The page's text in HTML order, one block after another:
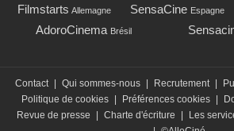
Filmstarts Allemagne SensaCine Espagne
AdoroCinema Brésil
Contact | Qui sommes-nous | Recrutement |
Politique de cookies | Préférences cookies |
Revue de presse
| Charte d'écriture | Les